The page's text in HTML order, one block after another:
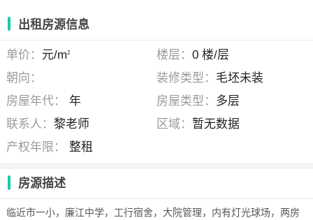
出租房源信息
单价： 元/m2 楼层： 0 楼/层
朝向：
装修类型： 毛坯未装
房屋年代：
年 房屋类型： 多层
联系人：黎老师 区域： 暂无数据
产权年限：
整租
房源描述
临近市一小，廉江中学，工行宿舍，大院管理，内有灯光球场，两房